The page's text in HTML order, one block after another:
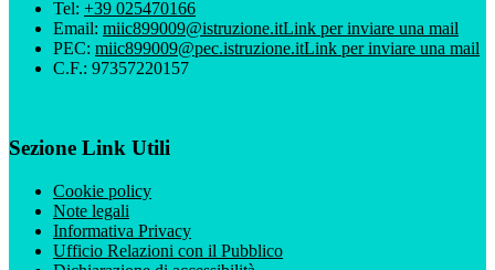
Tel: +39 025470166
Email: miic899009@istruzione.itLink per inviare una mail
PEC: miic899009@pec.istruzione.itLink per inviare una mail
C.F.: 97357220157
Sezione Link Utili
Cookie policy
Note legali
Informativa Privacy
Ufficio Relazioni con il Pubblico